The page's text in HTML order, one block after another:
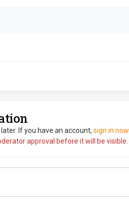
If you have an account, sign in now
approval before it will be visible.